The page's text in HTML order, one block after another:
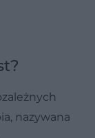
nazywana